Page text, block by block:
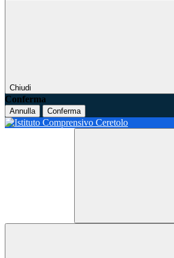
Chiudi
Conferma
Annulla Conferma